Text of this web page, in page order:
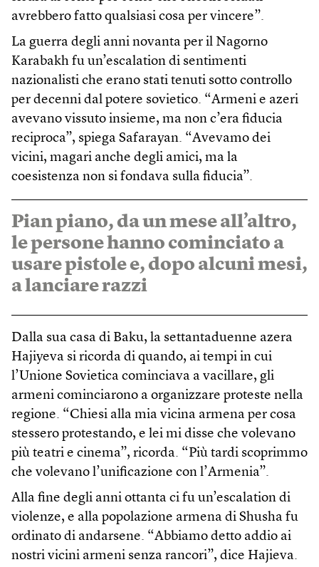
avrebbero fatto qualsiasi cosa per vincere”.
La guerra degli anni novanta per il Nagorno
Karabakh fu un’escalation di sentimenti
nazionalisti che erano stati tenuti sotto controllo
per decenni dal potere sovietico. “Armeni e azeri
avevano vissuto insieme, ma non c’era fiducia
reciproca”, spiega Safarayan. “Avevamo dei
vicini, magari anche degli amici, ma la
coesistenza non si fondava sulla fiducia”.
Pian piano, da un mese all’altro,
le persone hanno cominciato a
usare pistole e, dopo alcuni mesi,
a lanciare razzi
Dalla sua casa di Baku, la settantaduenne azera
Hajiyeva si ricorda di quando, ai tempi in cui
l’Unione Sovietica cominciava a vacillare, gli
armeni cominciarono a organizzare proteste nella
regione. “Chiesi alla mia vicina armena per cosa
stessero protestando, e lei mi disse che volevano
più teatri e cinema”, ricorda. “Più tardi scoprimmo
che volevano l’unificazione con l’Armenia”.
Alla fine degli anni ottanta ci fu un’escalation di
violenze, e alla popolazione armena di Shusha fu
ordinato di andarsene. “Abbiamo detto addio ai
nostri vicini armeni senza rancori”, dice Hajieva.